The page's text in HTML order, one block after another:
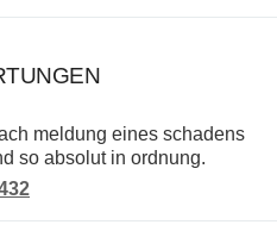
so absolut in ordnung.